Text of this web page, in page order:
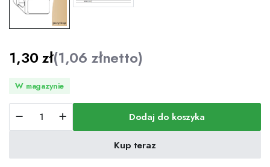
1,30zł(1,06 złnetto)
W magazynie
zawiasu
dolnego
Dodaj do koszyka
Kup teraz